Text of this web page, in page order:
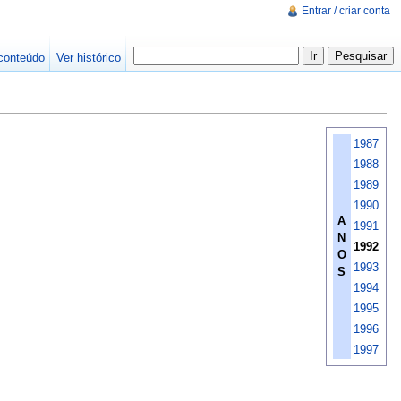
A
N
O
S
1987
1988
1989
1990
1991
1992
1993
1994
1995
1996
1997
Entrar / criar conta
Ver histórico